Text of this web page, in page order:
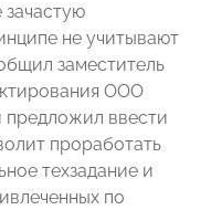
зачастую
не учитывают
заместитель
ООО
предложил ввести
проработать
техзадание и
по